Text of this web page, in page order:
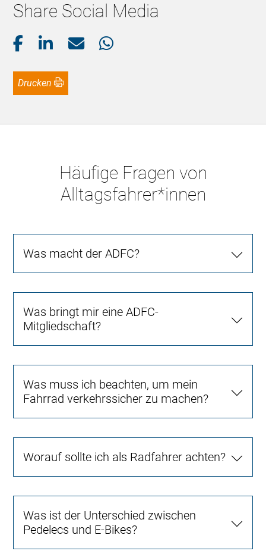
Share Social Media
Drucken
Häufige Fragen von
Alltagsfahrer*innen
Was macht der ADFC?
Was bringt mir eine ADFC-
Mitgliedschaft?
Was muss ich beachten, um mein
Fahrrad verkehrssicher zu machen?
Worauf sollte ich als Radfahrer achten?
Was ist der Unterschied zwischen
Pedelecs und E-Bikes?